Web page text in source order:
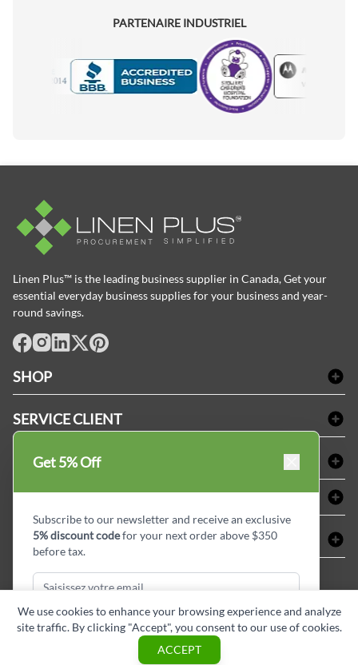
PARTENAIRE INDUSTRIEL
Motorola
Linen Plus™ is the leading business supplier in Canada, Get your
essential everyday business supplies for your business and year-
round savings.
SHOP
Produits d'accueil & Fournitures pour chambre d'invités
Fournitures dentaires
Équipements de sécurité industrielle
SERVICE CLIENT
FAQs
Refund & Return
Termes & conditions
Plan de site
ACHETER CHEZ LINEN PLUS
Politique d'alignement des prix
Options de paiement
ABOUT LINEN PLUS
Profil d'entreprise
Privacy Policy
CONNECTER
Contactez-nous
Blogue d'initiés de style
15409
Copyright © Linen Plus inc. All rights reserved.
Get 5% Off
Subscribe to our newsletter and receive an exclusive
5% discount codefor your next order above $350
before tax.
Subscribe & Get Discount
We use cookies to enhance your browsing experience and analyze
site traffic. By clicking "Accept", you consent to our use of cookies.
ACCEPT